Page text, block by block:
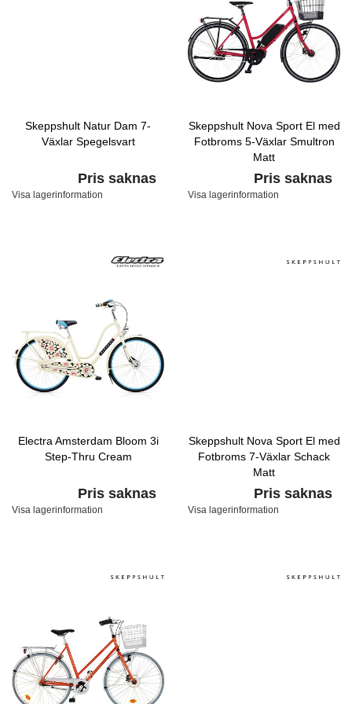
Skeppshult Natur Dam 7-
Växlar Spegelsvart
Pris saknas
Visa lagerinformation
Skeppshult Nova Sport El med
Fotbroms 5-Växlar Smultron
Matt
Pris saknas
Visa lagerinformation
Electra Amsterdam Bloom 3i
Step-Thru Cream
Pris saknas
Visa lagerinformation
Skeppshult Nova Sport El med
Fotbroms 7-Växlar Schack
Matt
Pris saknas
Visa lagerinformation